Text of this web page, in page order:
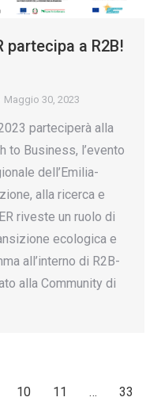
partecipa a R2B!
Maggio 30, 2023
parteciperà alla
to Business, l’evento
dell’Emilia-
alla ricerca e
riveste un ruolo di
ecologica e
all’interno di R2B-
alla Community di
10 11 …
33